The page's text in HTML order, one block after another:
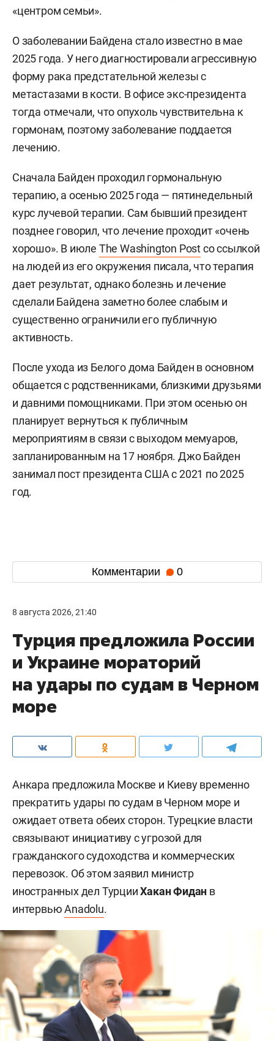
«центром семьи».
О заболевании Байдена стало известно в мае
2025 года. У него диагностировали агрессивную
форму рака предстательной железы с
метастазами в кости. В офисе экс-президента
тогда отмечали, что опухоль чувствительна к
гормонам, поэтому заболевание поддается
лечению.
Сначала Байден проходил гормональную
терапию, а осенью 2025 года — пятинедельный
курс лучевой терапии. Сам бывший президент
позднее говорил, что лечение проходит «очень
хорошо». В июле The Washington Postсо ссылкой
на людей из его окружения писала, что терапия
дает результат, однако болезнь и лечение
сделали Байдена заметно более слабым и
существенно ограничили его публичную
активность.
После ухода из Белого дома Байден в основном
общается с родственниками, близкими друзьями
и давними помощниками. При этом осенью он
планирует вернуться к публичным
мероприятиям в связи с выходом мемуаров,
запланированным на 17 ноября. Джо Байден
занимал пост президента США с 2021 по 2025
год.
Комментарии 0
8 августа 2026, 21:40
Турция предложила России
и Украине мораторий
на удары по судам в Черном
море
Анкара предложила Москве и Киеву временно
прекратить удары по судам в Черном море и
ожидает ответа обеих сторон. Турецкие власти
связывают инициативу с угрозой для
гражданского судоходства и коммерческих
перевозок. Об этом заявил министр
иностранных дел ТурцииХакан Фидан в
интервьюAnadolu.